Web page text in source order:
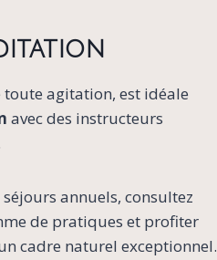
toute agitation, est idéale
avec des instructeurs
annuels, consultez
de pratiques et profiter
cadre naturel exceptionnel.